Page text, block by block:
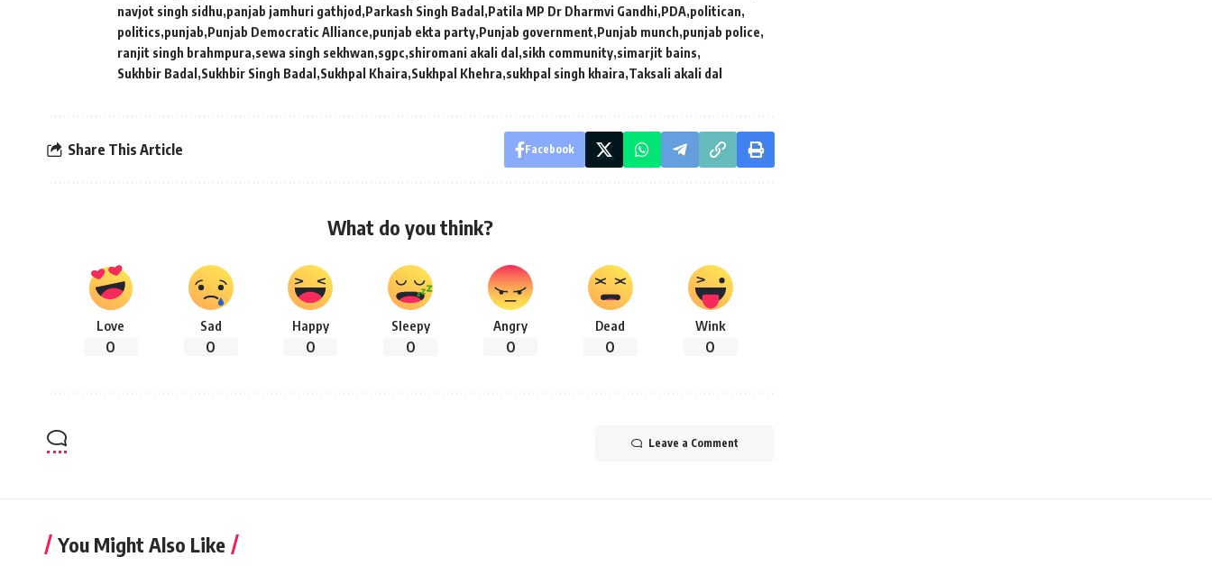
navjot singh sidhu panjab jamhuri gathjod Parkash Singh Badal Patila MP Dr Dharmvi Gandhi PDA politican
politics punjab Punjab Democratic Alliance punjab ekta party Punjab government Punjab munch punjab police
ranjit singh brahmpura sewa singh sekhwan sgpc shiromani akali dal sikh community simarjit bains
Sukhbir Badal Sukhbir Singh Badal Sukhpal Khaira Sukhpal Khehra sukhpal singh khaira Taksali akali dal
Share This Article Facebook
What do you think?
Love
0
Sad
0
Happy
0
Sleepy
0
Angry
0
Dead
0
Wink
0
Leave a Comment
You Might Also Like